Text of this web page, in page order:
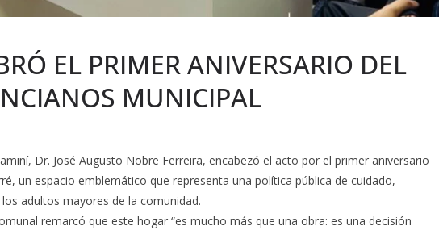
EL PRIMER ANIVERSARIO DEL
MUNICIPAL
Dr. José Augusto Nobre Ferreira, encabezó el acto por el primer aniversario
un espacio emblemático que representa una política pública de cuidado,
adultos mayores de la comunidad.
remarcó que este hogar “es mucho más que una obra: es una decisión